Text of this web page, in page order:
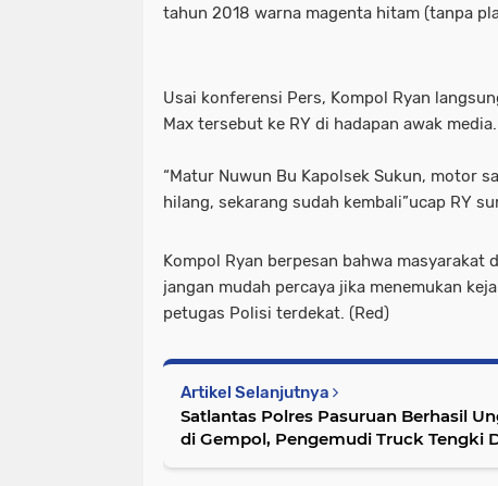
tahun 2018 warna magenta hitam (tanpa
Usai konferensi Pers, Kompol Ryan
Max tersebut ke RY di hadapan awak media.
“Matur Nuwun Bu Kapolsek Sukun, motor
hilang, sekarang sudah kembali”ucap RY
Kompol Ryan berpesan bahwa
jangan mudah percaya jika menemukan
petugas Polisi terdekat. (Red)
Artikel Selanjutnya
Satlantas Polres Pasuruan Berhasil
di Gempol, Pengemudi Truck Tengki